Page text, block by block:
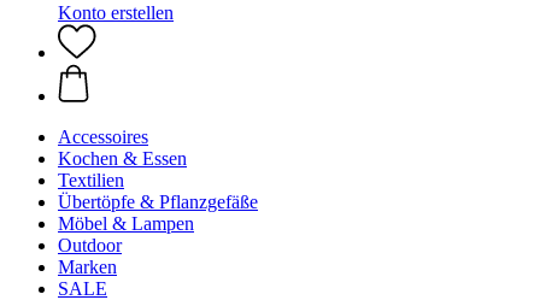
Konto erstellen
Accessoires
Kochen & Essen
Textilien
Übertöpfe & Pflanzgefäße
Möbel & Lampen
Outdoor
Marken
SALE